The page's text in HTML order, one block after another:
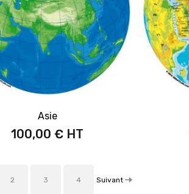
Asie
100,00 €
2 3 4 Suivant